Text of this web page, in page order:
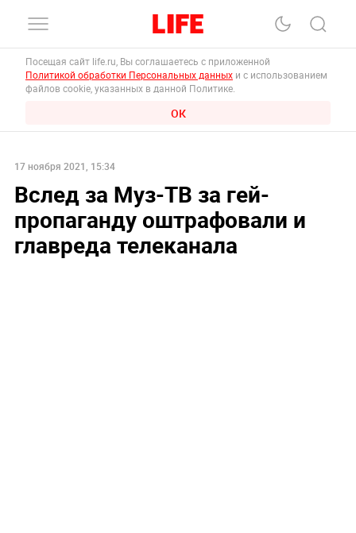
Посещая сайт life.ru, Вы соглашаетесь с приложенной
Политикой обработки Персональных данных и с использованием
файлов cookie, указанных в данной Политике.
ОК
17 ноября 2021, 15:34
Вслед за Муз-ТВ за гей-
пропаганду оштрафовали и
главреда телеканала